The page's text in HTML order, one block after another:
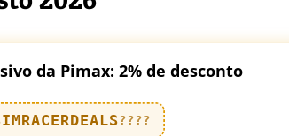
da Pimax: 2% de desconto
????